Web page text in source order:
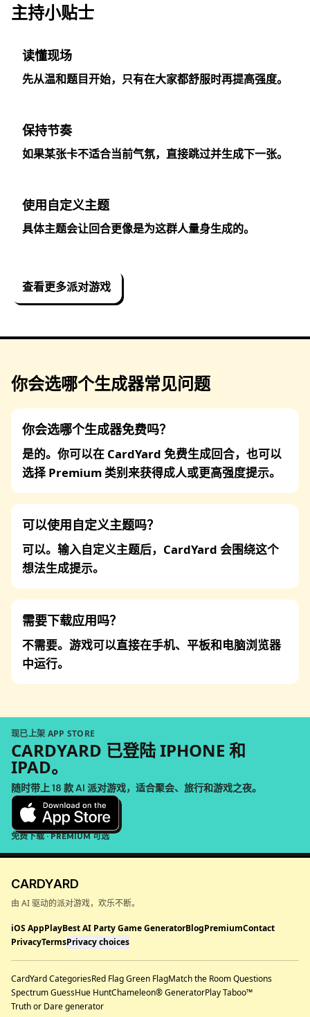
主持小贴士
读懂现场
先从温和题目开始，只有在大家都舒服时再提高强度。
保持节奏
如果某张卡不适合当前气氛，直接跳过并生成下一张。
使用自定义主题
具体主题会让回合更像是为这群人量身生成的。
查看更多派对游戏
你会选哪个生成器常见问题
你会选哪个生成器免费吗？
是的。你可以在 CardYard 免费生成回合，也可以
选择 Premium 类别来获得成人或更高强度提示。
可以使用自定义主题吗？
可以。输入自定义主题后，CardYard 会围绕这个
想法生成提示。
需要下载应用吗？
不需要。游戏可以直接在手机、平板和电脑浏览器
中运行。
现已上架 APP STORE
CARDYARD 已登陆 IPHONE 和
IPAD。
随时带上 18 款 AI 派对游戏，适合聚会、旅行和游戏之夜。
免费下载 · PREMIUM 可选
CARDYARD
由 AI 驱动的派对游戏，欢乐不断。
iOS AppPlayBest AI Party Game GeneratorBlogPremiumContact
PrivacyTermsPrivacy choices
CardYard CategoriesRed Flag Green FlagMatch the Room Questions
Spectrum GuessHue HuntChameleon® GeneratorPlay Taboo™
Truth or Dare generator